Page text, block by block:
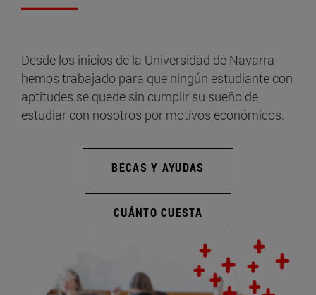
Desde los inicios de la Universidad de Navarra
hemos trabajado para que ningún estudiante con
aptitudes se quede sin cumplir su sueño de
estudiar con nosotros por motivos económicos.
BECAS Y AYUDAS
CUÁNTO CUESTA